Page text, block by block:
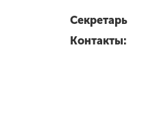
Секретарь
Контакты: